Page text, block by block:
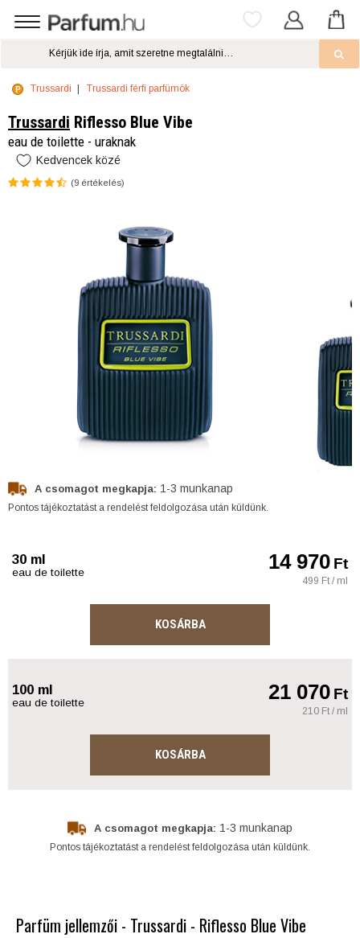
Trussardi Trussardi férfi parfümök
Trussardi Riflesso Blue Vibe
eau de toilette - uraknak
Kedvencek közé
(9 értékelés)
A csomagot megkapja: 1-3 munkanap
Pontos tájékoztatást a rendelést feldolgozása után küldünk.
30 ml
eau de toilette 14 970Ft
499 Ft / ml
KOSÁRBA
100 ml
eau de toilette 21 070Ft
210 Ft / ml
KOSÁRBA
A csomagot megkapja: 1-3 munkanap
Pontos tájékoztatást a rendelést feldolgozása után küldünk.
Parfüm jellemzői - Trussardi - Riflesso Blue Vibe